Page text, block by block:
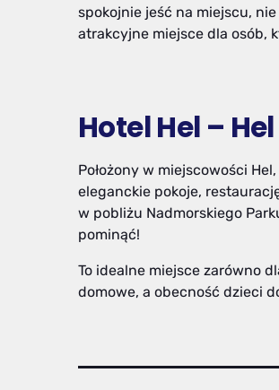
spokojnie jeść na miejscu,
atrakcyjne miejsce dla osób,
Hotel Hel – Hel
Położony w miejscowości
eleganckie pokoje,
w pobliżu Nadmorskiego
pominąć!
To idealne miejsce zarówno
domowe, a obecność dzieci